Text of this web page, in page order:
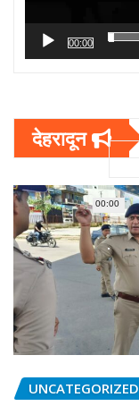
00:00
00:00
देहरादून
UNCATEGORIZED